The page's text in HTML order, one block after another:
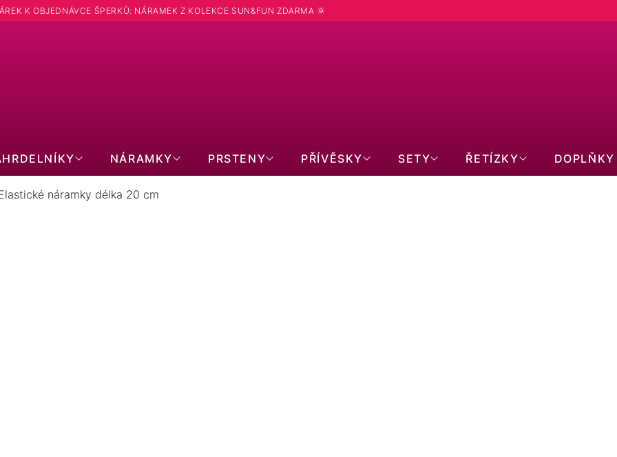
K OBJEDNÁVCE ŠPERKŮ: NÁRAMEK Z KOLEKCE SUN&FUN ZDARMA 🌞
NÁRAMKY PRSTENY PŘÍVĚSKY SETY ŘETÍZKY DOPLŇKY
náramky délka 20 cm